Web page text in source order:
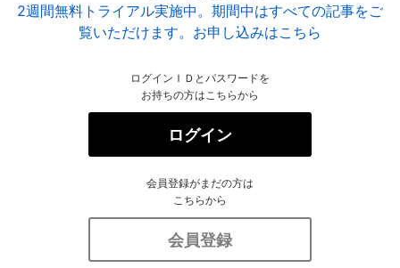
2週間無料トライアル実施中。期間中はすべての記事をご
覧いただけます。お申し込みはこちら
ログインＩＤとパスワードを
お持ちの方はこちらから
ログイン
会員登録がまだの方は
こちらから
会員登録